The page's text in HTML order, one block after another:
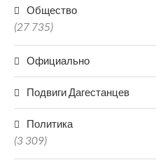
Общество
(27 735)
Официально
Подвиги Дагестанцев
Политика
(3 309)